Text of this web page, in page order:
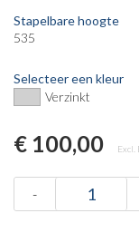
Stapelbare hoogte
535
Selecteer een kleur
Verzinkt
€ 100,00 Excl.
-